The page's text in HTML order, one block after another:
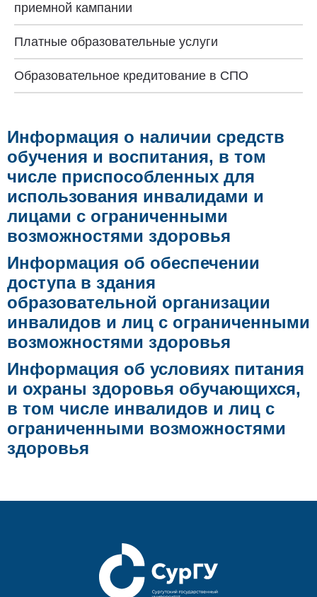
приемной кампании
Платные образовательные услуги
Образовательное кредитование в СПО
Информация о наличии средств
обучения и воспитания, в том
числе приспособленных для
использования инвалидами и
лицами с ограниченными
возможностями здоровья
Информация об обеспечении
доступа в здания
образовательной организации
инвалидов и лиц с ограниченными
возможностями здоровья
Информация об условиях питания
и охраны здоровья обучающихся,
в том числе инвалидов и лиц с
ограниченными возможностями
здоровья